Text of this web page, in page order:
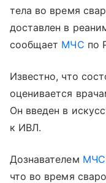
тела во время
доставлен в
сообщает МЧС по
Известно, что
оценивается
Он введен в
к ИВЛ.
Дознавателем МЧС
что во время